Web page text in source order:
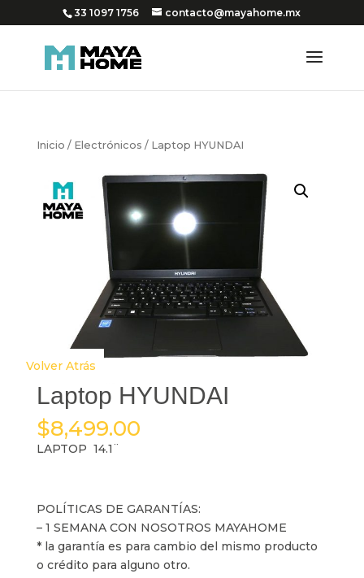
33 1097 1756 contacto@mayahome.mx
Inicio / Electrónicos / Laptop HYUNDAI
Laptop HYUNDAI
$8,499.00
LAPTOP 14.1¨
POLÍTICAS DE GARANTÍAS:
– 1 SEMANA CON NOSOTROS MAYAHOME
* la garantía es para cambio del mismo producto
o crédito para alguno otro.
Volver Atrás